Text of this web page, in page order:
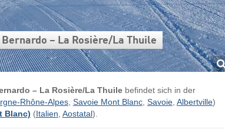
– La Rosière/​​La Thuile
– La Rosière/​La Thuilebefindet sich in der
Rhône-Alpes, Savoie Mont Blanc, Savoie, Albertville)
Blanc) (Italien Aostatal).